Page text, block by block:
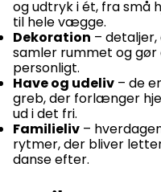
og udtryk i ét, fra små
til hele vægge.
Dekoration – detaljer,
samler rummet og gør
personligt.
Have og udeliv – de
greb, der forlænger
ud i det fri.
Familieliv –
rytmer, der bliver
danse efter.